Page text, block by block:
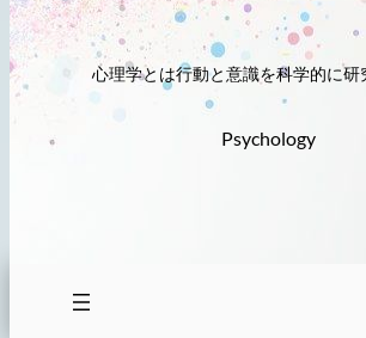
心理学とは行動と意識を科学的に研
Psychology